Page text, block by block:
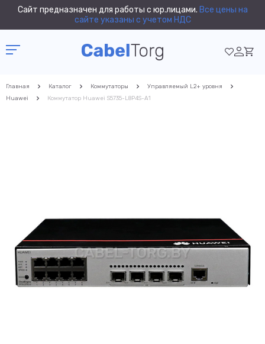
Сайт предназначен для работы с юр.лицами. Все цены на
сайте указаны с учетом НДС
Главная Каталог Коммутаторы
Управляемый L2+ уровня
Huawei
Коммутатор Huawei S5735-L8P4S-A1